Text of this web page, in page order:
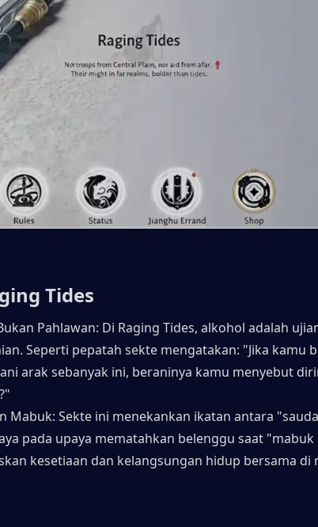
Tides
Pahlawan: Di Raging Tides, alkohol adalah
Seperti pepatah sekte mengatakan: "Jika kamu
arak sebanyak ini, beraninya kamu menyebut
Mabuk: Sekte ini menekankan ikatan antara
pada upaya mematahkan belenggu saat
kesetiaan dan kelangsungan hidup bersama di